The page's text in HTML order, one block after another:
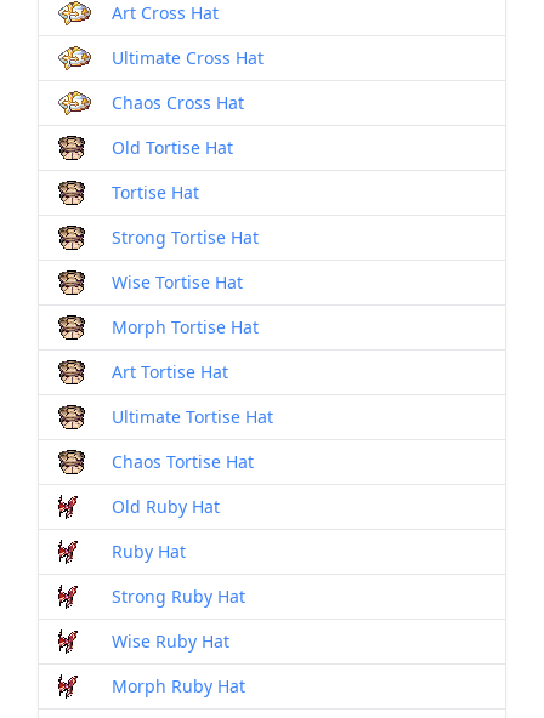
Art Cross Hat
Ultimate Cross Hat
Chaos Cross Hat
Old Tortise Hat
Tortise Hat
Strong Tortise Hat
Wise Tortise Hat
Morph Tortise Hat
Art Tortise Hat
Ultimate Tortise Hat
Chaos Tortise Hat
Old Ruby Hat
Ruby Hat
Strong Ruby Hat
Wise Ruby Hat
Morph Ruby Hat